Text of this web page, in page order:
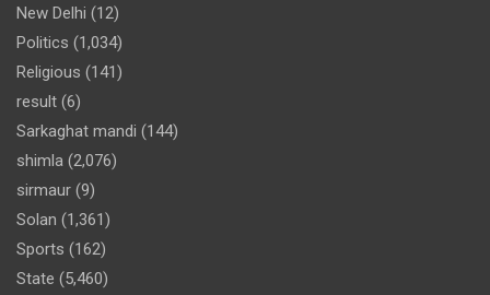
New Delhi (12)
Politics (1,034)
Religious (141)
result (6)
Sarkaghat mandi (144)
shimla (2,076)
sirmaur (9)
Solan (1,361)
Sports (162)
State (5,460)